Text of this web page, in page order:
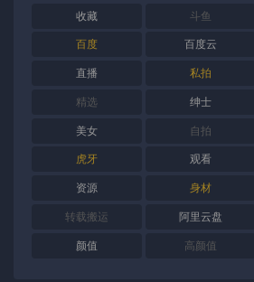
收藏 斗鱼
百度 百度云
直播 私拍
精选 绅士
美女 自拍
虎牙 观看
资源 身材
转载搬运 阿里云盘
颜值 高颜值